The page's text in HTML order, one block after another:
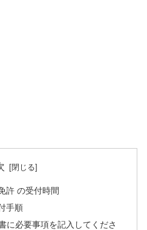
許 の受付時間
手順
に必要事項を記入してくださ